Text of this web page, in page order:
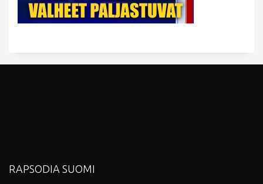
RAPSODIA SUOMI